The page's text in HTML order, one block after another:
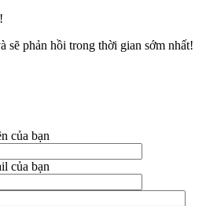
sẽ phản hồi trong thời gian sớm nhất!
của bạn
của bạn